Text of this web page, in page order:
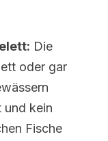
Die
oder gar
und kein
Fische